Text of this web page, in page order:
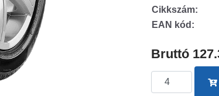
Cikkszám:
EAN kód:
Bruttó